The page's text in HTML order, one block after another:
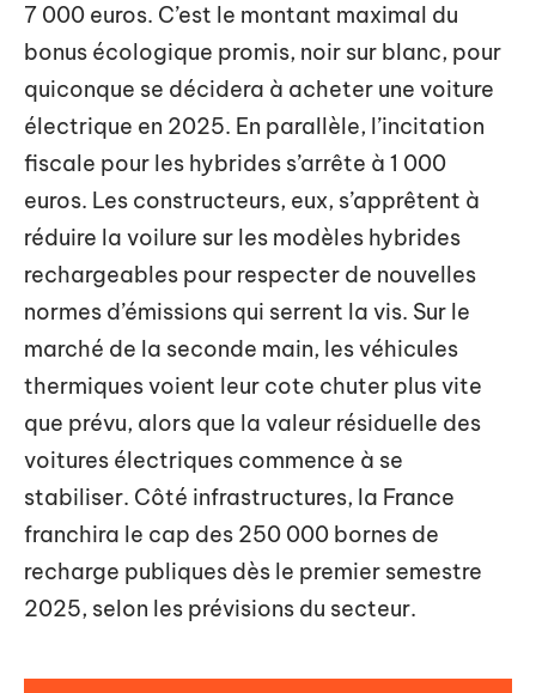
7 000 euros. C’est le montant maximal du
bonus écologique promis, noir sur blanc, pour
quiconque se décidera à acheter une voiture
électrique en 2025. En parallèle, l’incitation
fiscale pour les hybrides s’arrête à 1 000
euros. Les constructeurs, eux, s’apprêtent à
réduire la voilure sur les modèles hybrides
rechargeables pour respecter de nouvelles
normes d’émissions qui serrent la vis. Sur le
marché de la seconde main, les véhicules
thermiques voient leur cote chuter plus vite
que prévu, alors que la valeur résiduelle des
voitures électriques commence à se
stabiliser. Côté infrastructures, la France
franchira le cap des 250 000 bornes de
recharge publiques dès le premier semestre
2025, selon les prévisions du secteur.